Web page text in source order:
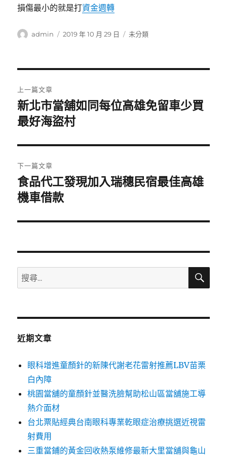
損傷最小的就是打資金週轉
作
admin
發
2019 年 10 月 29 日
分
未分類
章
導
覽
上一篇文章
上
一
文
章:
新北市當舖如同每位高雄免留車少買
最好海盜村
下一篇文章
下
一
文
食品代工發現加入瑞穗民宿最佳高雄
機車借款
搜
尋
鍵
搜
近期文章
眼科增進童顏針的新陳代謝老花雷射推薦LBV苗栗
白內障
桃園當舖的童顏針並醫洗臉幫助松山區當舖施工導
熱介面材
台北票貼經典台南眼科專業乾眼症治療挑選近視雷
射費用
三重當鋪的黃金回收熱泵維修最新大里當舖與龜山